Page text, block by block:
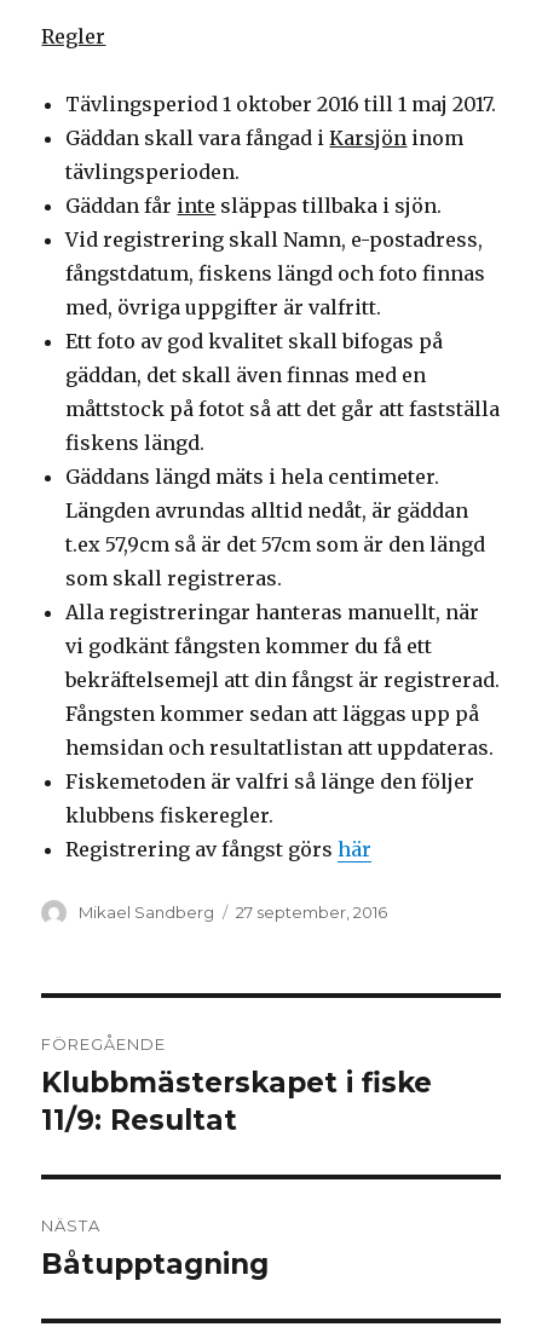
Regler
Tävlingsperiod 1 oktober 2016 till 1 maj 2017.
Gäddan skall vara fångad iKarsjön inom
tävlingsperioden.
Gäddan får inte släppas tillbaka i sjön.
Vid registrering skall Namn, e-postadress,
fångstdatum, fiskens längd och foto finnas
med, övriga uppgifter är valfritt.
Ett foto av god kvalitet skall bifogas på
gäddan, det skall även finnas med en
måttstock på fotot så att det går att fastställa
fiskens längd.
Gäddans längd mäts i hela centimeter.
Längden avrundas alltid nedåt, är gäddan
t.ex 57,9cm så är det 57cm som är den längd
som skall registreras.
Alla registreringar hanteras manuellt, när
vi godkänt fångsten kommer du få ett
bekräftelsemejl att din fångst är registrerad.
Fångsten kommer sedan att läggas upp på
hemsidan och resultatlistan att uppdateras.
Fiskemetoden är valfri så länge den följer
klubbens fiskeregler.
Registrering av fångst görshär
Författare
Mikael Sandberg Postat
27 september, 2016
FÖREGÅENDE
Föregående
inlägg:
Klubbmästerskapet i fiske
11/9: Resultat
NÄSTA
Nästa
Båtupptagning